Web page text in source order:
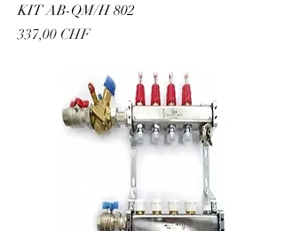
KIT AB-QM/H 802
Prix
337,00 CHF